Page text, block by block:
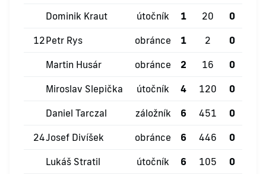
Dominik Kraut útočník 1 20 0
12Petr Rys obránce 1 2 0
Martin Husár obránce 2 16 0
Miroslav Slepička útočník 4 120 0
Daniel Tarczal záložník 6 451 0
24Josef Divíšek obránce 6 446 0
Lukáš Stratil útočník 6 105 0